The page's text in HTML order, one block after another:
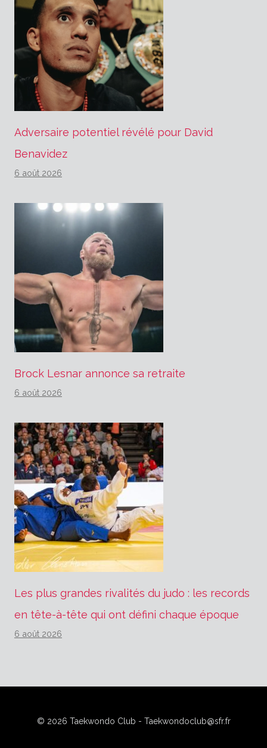
Adversaire potentiel révélé pour David
Benavidez
6 août 2026
Brock Lesnar annonce sa retraite
6 août 2026
Les plus grandes rivalités du judo : les records
en tête-à-tête qui ont défini chaque époque
6 août 2026
© 2026 Taekwondo Club - Taekwondoclub@sfr.fr